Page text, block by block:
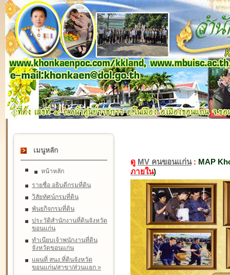
เมนูหลัก
หน้าหลัก
รายชื่อ อธิบดีกรมที่ดิน
วิสัยทัศน์กรมที่ดิน
พันธกิจกรมที่ดิน
ประวัติสำนักงานที่ดินจังหวัด
ขอนแก่น
ทำเนียบเจ้าพนักงานที่ดิน
จังหวัดขอนแก่น
แผนที่ สนง.ที่ดินจังหวัด
ขอนแก่น/สาขา/ส่วนแยก »
ดู MV คนขอนแก่น: MAP
ภายใน)